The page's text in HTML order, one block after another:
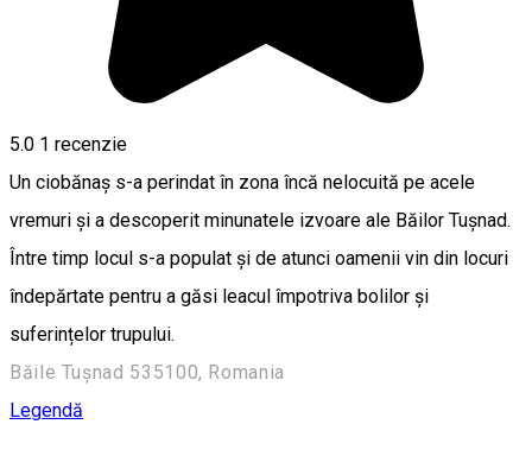
5.0 1 recenzie
Un ciobănaș s-a perindat în zona încă nelocuită pe acele
vremuri și a descoperit minunatele izvoare ale Băilor Tușnad.
Între timp locul s-a populat și de atunci oamenii vin din locuri
îndepărtate pentru a găsi leacul împotriva bolilor și
suferințelor trupului.
Băile Tușnad 535100, Romania
Legendă